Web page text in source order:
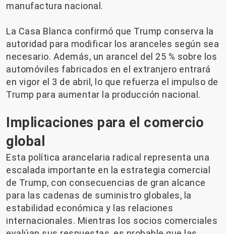
manufactura nacional.
La Casa Blanca confirmó que Trump conserva la
autoridad para modificar los aranceles según sea
necesario. Además, un arancel del 25 % sobre los
automóviles fabricados en el extranjero entrará
en vigor el 3 de abril, lo que refuerza el impulso de
Trump para aumentar la producción nacional.
Implicaciones para el comercio
global
Esta política arancelaria radical representa una
escalada importante en la estrategia comercial
de Trump, con consecuencias de gran alcance
para las cadenas de suministro globales, la
estabilidad económica y las relaciones
internacionales. Mientras los socios comerciales